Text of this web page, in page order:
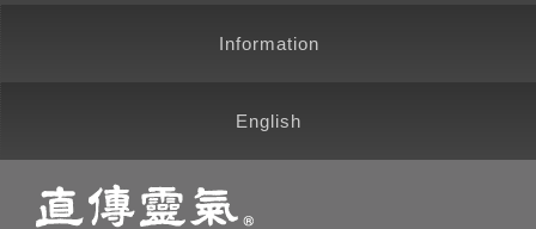
Information
English